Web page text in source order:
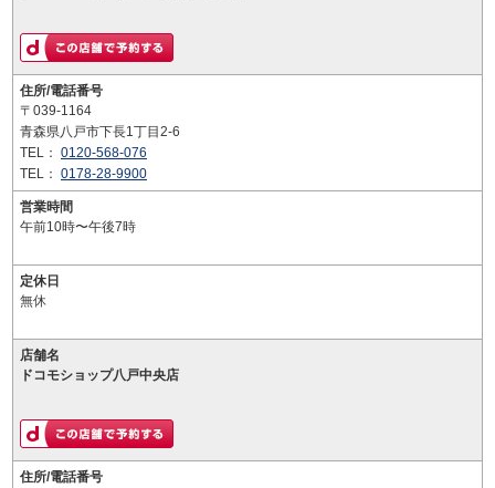
住所/電話番号
〒039-1164
青森県八戸市下長1丁目2-6
TEL： 0120-568-076
TEL： 0178-28-9900
営業時間
午前10時〜午後7時
定休日
無休
店舗名
ドコモショップ八戸中央店
住所/電話番号